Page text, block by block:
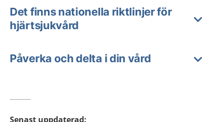
Det finns nationella riktlinjer för
hjärtsjukvård
Påverka och delta i din vård
Senast uppdaterad: